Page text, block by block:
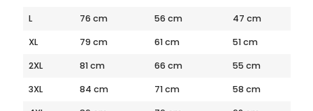
L
76 cm 56 cm
47 cm
XL
79 cm 61 cm
51 cm
2XL
81 cm 66 cm
55 cm
3XL
84 cm 71 cm
58 cm